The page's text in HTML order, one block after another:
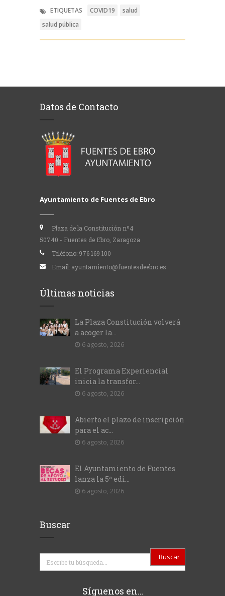
ETIQUETAS COVID19
salud
salud pública
Datos de Contacto
Ayuntamiento de Fuentes de Ebro
Plaza de la Constitución nº4
50740 - Fuentes de Ebro, Zaragoza
Teléfono: 976 169 100
Email: ayuntamiento@fuentesdeebro.es
Últimas noticias
La Plaza Constitución volverá
a acoger la...
6 agosto, 2026
El Programa Experiencial
inicia la transfor...
6 agosto, 2026
Abierto el plazo de inscripción
para el ac...
6 agosto, 2026
El Ayuntamiento de Fuentes
lanza la 5ª edi...
6 agosto, 2026
Buscar
Buscar
Síguenos en…